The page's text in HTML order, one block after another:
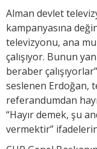
Alman devlet
kampanyasına
televizyonu, ana
çalışıyor. Bunun
beraber
seslenen Erdoğan,
referandumdan
“Hayır demek, şu
vermektir”